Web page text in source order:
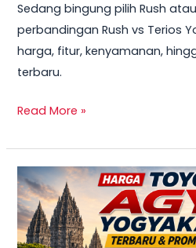
Sedang bingung pilih Rush
perbandingan Rush vs Terios
harga, fitur, kenyamanan,
terbaru.
Read More »
TERBARU!
Harga
Agya
Yogyakarta